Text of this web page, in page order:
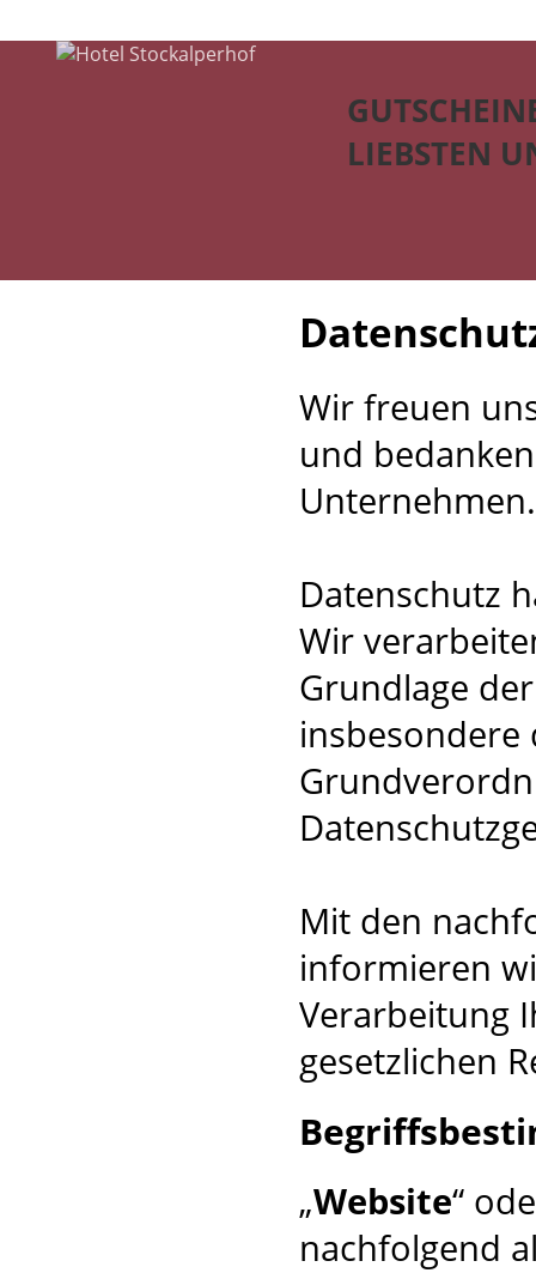
LIEBSTEN
Wir freuen
und
Unternehmen.
Datenschutz
Wir
Grundlage
insbesondere
Mit den
informieren
Verarbeitung
gesetzlichen
„Website“
nachfolgend